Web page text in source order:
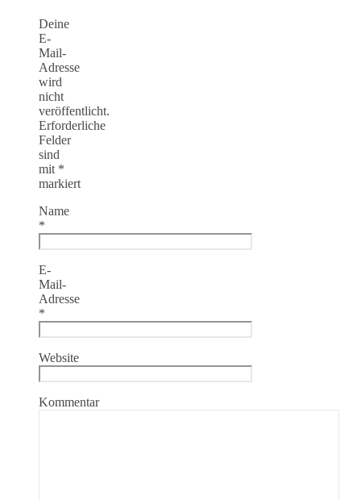
Deine
E-
Mail-
Adresse
wird
nicht
veröffentlicht.
Erforderliche
Felder
sind
mit *
markiert
Name
*
E-
Mail-
Adresse
*
Website
Kommentar